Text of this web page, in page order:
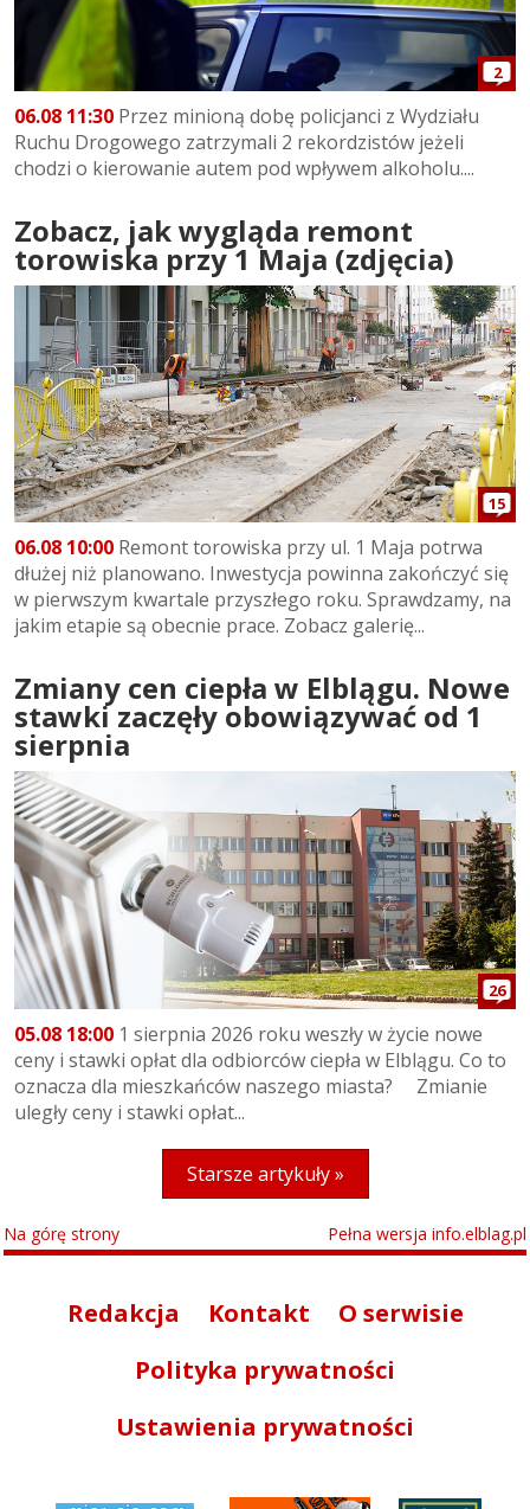
2
06.08 11:30 Przez minioną dobę policjanci z Wydziału
Ruchu Drogowego zatrzymali 2 rekordzistów jeżeli
chodzi o kierowanie autem pod wpływem alkoholu....
Zobacz, jak wygląda remont
torowiska przy 1 Maja (zdjęcia)
15
06.08 10:00 Remont torowiska przy ul. 1 Maja potrwa
dłużej niż planowano. Inwestycja powinna zakończyć się
w pierwszym kwartale przyszłego roku. Sprawdzamy, na
jakim etapie są obecnie prace. Zobacz galerię...
Zmiany cen ciepła w Elblągu. Nowe
stawki zaczęły obowiązywać od 1
sierpnia
26
05.08 18:00 1 sierpnia 2026 roku weszły w życie nowe
ceny i stawki opłat dla odbiorców ciepła w Elblągu. Co to
oznacza dla mieszkańców naszego miasta? Zmianie
uległy ceny i stawki opłat...
Starsze artykuły »
Na górę strony Pełna wersja info.elblag.pl
Redakcja Kontakt
O serwisie
Polityka prywatności
Ustawienia prywatności